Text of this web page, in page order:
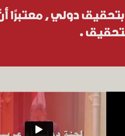
دولي ، معتبرًا
.